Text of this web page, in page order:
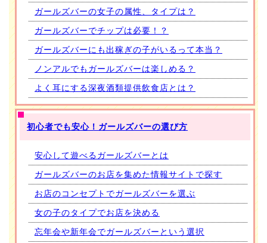
ガールズバーの女子の属性、タイプは？
ガールズバーでチップは必要！？
ガールズバーにも出稼ぎの子がいるって本当？
ノンアルでもガールズバーは楽しめる？
よく耳にする深夜酒類提供飲食店とは？
初心者でも安心！ガールズバーの選び方
安心して遊べるガールズバーとは
ガールズバーのお店を集めた情報サイトで探す
お店のコンセプトでガールズバーを選ぶ
女の子のタイプでお店を決める
忘年会や新年会でガールズバーという選択